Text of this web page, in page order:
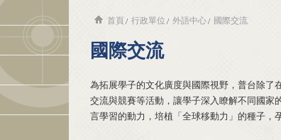
首頁 行政單位 外語中心 國際交流
國際交流
為拓展學子的文化廣度與國際視野，普台除了
交流與競賽等活動，讓學子深入瞭解不同國家
言學習的動力，培植「全球移動力」的種子，